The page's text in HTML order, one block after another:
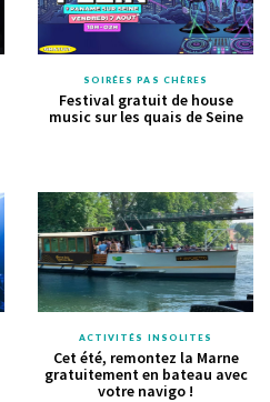
SOIRÉES PAS CHÈRES
Festival gratuit de house
music sur les quais de Seine
ACTIVITÉS INSOLITES
Cet été, remontez la Marne
gratuitement en bateau avec
votre navigo !